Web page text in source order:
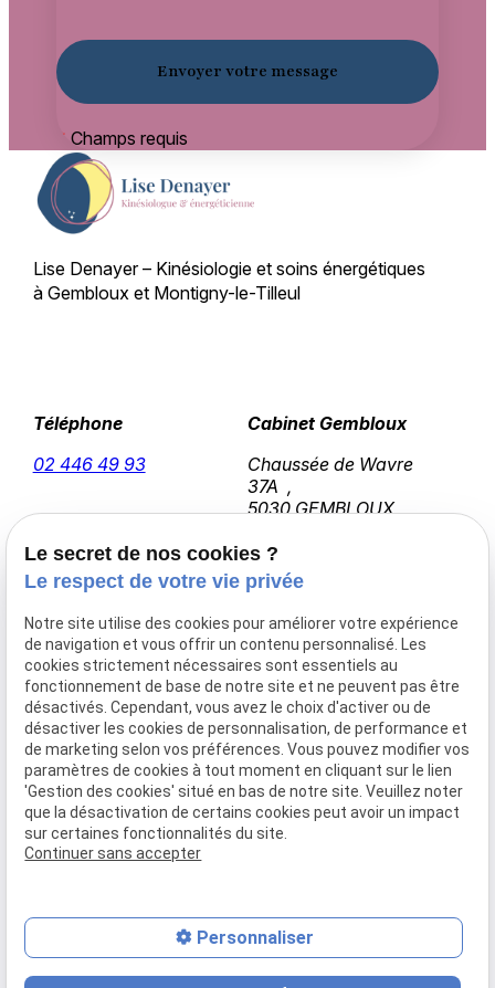
* Champs requis
Lise Denayer – Kinésiologie et soins énergétiques
à Gembloux et Montigny-le-Tilleul
Téléphone
02 446 49 93
Cabinet Gembloux
Chaussée de Wavre
37A ,
5030 GEMBLOUX
Cabinet Ipseity
Rue de Bomerée
267 ,
6110 Montigny-
le-Tilleul
A propos
Cabinets
Actualités
Contact
Le secret de nos cookies ?
Le respect de votre vie privée
Notre site utilise des cookies pour améliorer votre expérience
de navigation et vous offrir un contenu personnalisé. Les
cookies strictement nécessaires sont essentiels au
fonctionnement de base de notre site et ne peuvent pas être
désactivés. Cependant, vous avez le choix d'activer ou de
désactiver les cookies de personnalisation, de performance et
de marketing selon vos préférences. Vous pouvez modifier vos
paramètres de cookies à tout moment en cliquant sur le lien
'Gestion des cookies' situé en bas de notre site. Veuillez noter
que la désactivation de certains cookies peut avoir un impact
sur certaines fonctionnalités du site.
Continuer sans accepter
Personnaliser